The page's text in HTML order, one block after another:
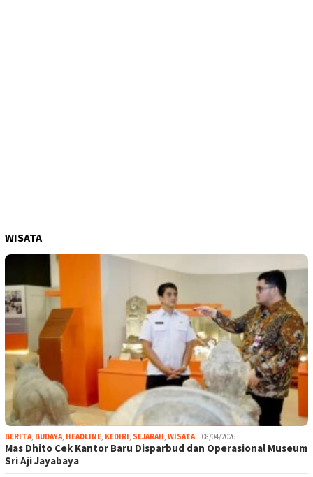
WISATA
BERITA, BUDAYA, HEADLINE, KEDIRI, SEJARAH, WISATA 08/04/2026
Mas Dhito Cek Kantor Baru Disparbud dan Operasional Museum
Sri Aji Jayabaya